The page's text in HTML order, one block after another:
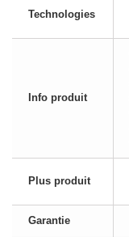
Technologies
Info produit
Plus produit
Garantie